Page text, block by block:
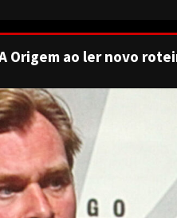
Origem ao ler novo